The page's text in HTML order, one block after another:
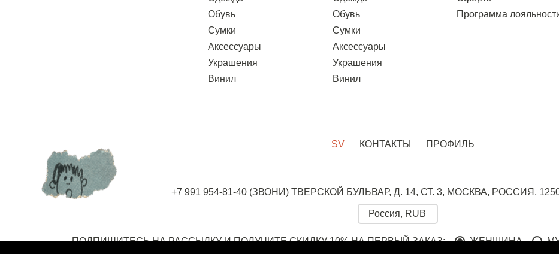
Обувь
Сумки
Аксессуары
Украшения
Винил
Обувь
Сумки
Аксессуары
Украшения
Винил
Программа
SV КОНТАКТЫ ПРОФИЛЬ
+7 991 954-81-40(ЗВОНИ) ТВЕРСКОЙ БУЛЬВАР, Д. 14, СТ. 3, МОСКВА, РОССИЯ,
ПОДПИШИТЕСЬ НА РАССЫЛКУ И ПОЛУЧИТЕ СКИДКУ 10% НА ПЕРВЫЙ ЗАКАЗ: ЖЕНЩИНА